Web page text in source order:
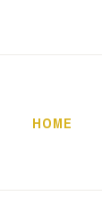
HOME